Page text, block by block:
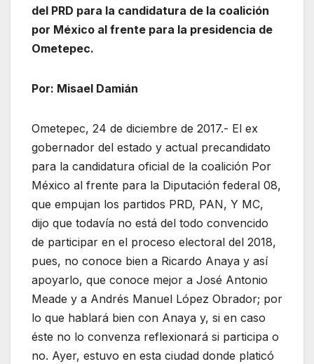
del PRD para la candidatura de la coalición
por México al frente para la presidencia de
Ometepec.
Por: Misael Damián
Ometepec, 24 de diciembre de 2017.- El ex
gobernador del estado y actual precandidato
para la candidatura oficial de la coalición Por
México al frente para la Diputación federal 08,
que empujan los partidos PRD, PAN, Y MC,
dijo que todavía no está del todo convencido
de participar en el proceso electoral del 2018,
pues, no conoce bien a Ricardo Anaya y así
apoyarlo, que conoce mejor a José Antonio
Meade y a Andrés Manuel López Obrador; por
lo que hablará bien con Anaya y, si en caso
éste no lo convenza reflexionará si participa o
no. Ayer, estuvo en esta ciudad donde platicó